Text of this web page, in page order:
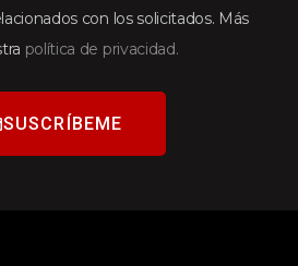
con los solicitados. Más
política de privacidad.
SUSCRÍBEME